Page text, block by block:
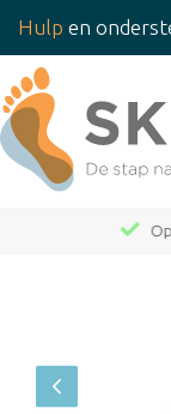
Hulp en
Op werkdagen